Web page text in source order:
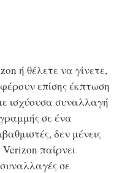
ή θέλετε να γίνετε,
επίσης έκπτωση
ισχύουσα συναλλαγή
σε ένα
δεν μένεις
παίρνει
σε